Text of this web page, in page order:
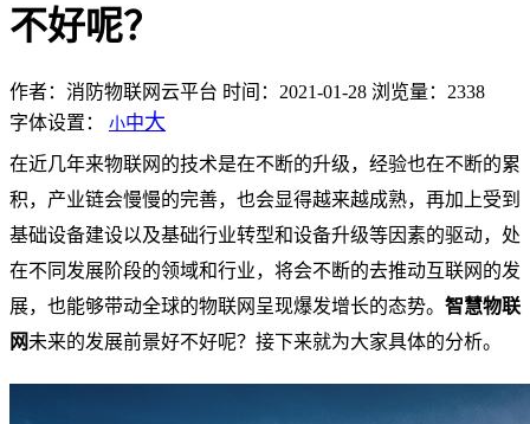
不好呢？
作者：消防物联网云平台 时间：2021-01-28 浏览量：2338
字体设置： 小中大
在近几年来物联网的技术是在不断的升级，经验也在不断的累
积，产业链会慢慢的完善，也会显得越来越成熟，再加上受到
基础设备建设以及基础行业转型和设备升级等因素的驱动，处
在不同发展阶段的领域和行业，将会不断的去推动互联网的发
展，也能够带动全球的物联网呈现爆发增长的态势。 智慧物联
网未来的发展前景好不好呢？接下来就为大家具体的分析。